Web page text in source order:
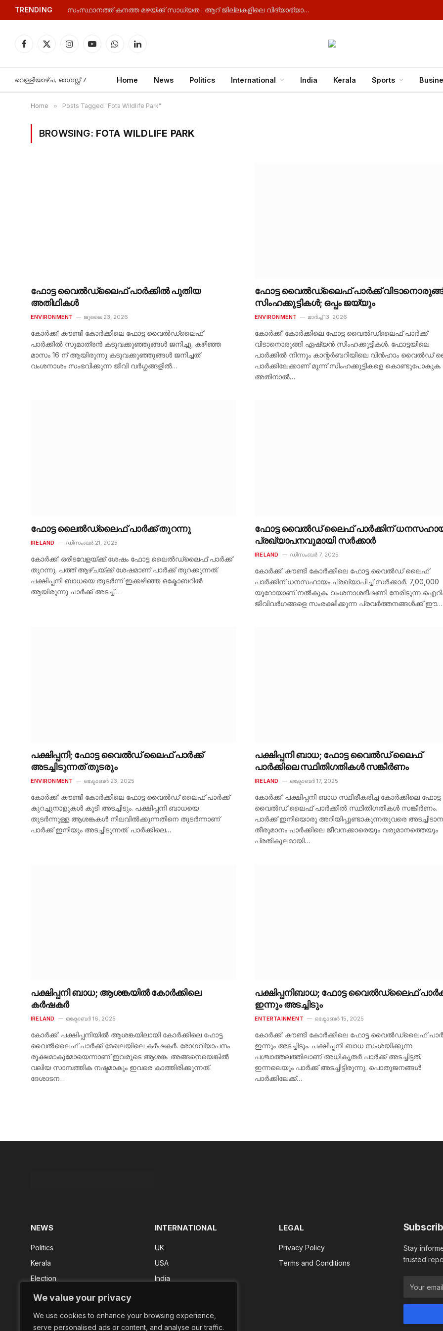
We value your privacy
We use cookies to enhance your browsing experience,
serve personalised ads or content, and analyse our traffic.
TRENDING സംസ്ഥാനത്ത് കനത്ത മഴയ്ക്ക് സാധ്യത : ആറ് ജില്ലകളിലെ വിദ്യാഭ്യാസ സ്ഥാപനങ്ങൾക്ക് നാളെ അവധി
Facebook
X
InstagramYouTubeWhatsAppLinkedIn
വെള്ളിയാഴ്‌ച, ഓഗസ്റ്റ്‌ 7 Home News Politics International India Kerala Sports
Home » Posts Tagged "Fota Wildlife Park"
BROWSING: FOTA WILDLIFE PARK
ഫോട്ട വൈൽഡ്‌ലൈഫ് പാർക്കിൽ പുതിയ
അതിഥികൾ
ENVIRONMENT ജൂലൈ 23, 2026
കോർക്ക്: കൗണ്ടി കോർക്കിലെ ഫോട്ട വൈൽഡ്‌ലൈഫ്
പാർക്കിൽ സുമാത്രൻ കടുവക്കുഞ്ഞുങ്ങൾ ജനിച്ചു. കഴിഞ്ഞ
മാസം 16 ന് ആയിരുന്നു കടുവക്കുഞ്ഞുങ്ങൾ ജനിച്ചത്.
വംശനാശം സംഭവിക്കുന്ന ജീവി വർഗ്ഗങ്ങളിൽ…
ഫോട്ട വൈൽഡ്‌ലൈഫ് പാർക്ക്
സിംഹക്കുട്ടികൾ; ഒപ്പം ജയ്‌യും
ENVIRONMENT മാർച്ച്‌ 13, 2026
കോർക്ക്: കോർക്കിലെ ഫോട്ട വൈൽഡ്‌ലൈഫ് പാർക്ക്
വിടാനൊരുങ്ങി ഏഷ്യൻ സിംഹക്കുട്ടികൾ. ഫോട്ടയിലെ
പാർക്കിൽ നിന്നും കാന്റർബറിയിലെ വിൻഹാം വൈൽഡ്
പാർക്കിലേക്കാണ് മൂന്ന് സിംഹക്കുട്ടികളെ കൊണ്ടുപോകുക.
അതിനാൽ…
ഫോട്ട ലൈൽഡ്‌ലൈഫ് പാർക്ക് തുറന്നു
IRELAND ഡിസംബർ 21, 2025
കോർക്ക്: ഒരിടവേളയ്ക്ക് ശേഷം ഫോട്ട ലൈൽഡ്‌ലൈഫ് പാർക്ക്
തുറന്നു. പത്ത് ആഴ്ചയ്ക്ക് ശേഷമാണ് പാർക്ക് തുറക്കുന്നത്.
പക്ഷിപ്പനി ബാധയെ തുടർന്ന് ഇക്കഴിഞ്ഞ ഒക്ടോബറിൽ
ആയിരുന്നു പാർക്ക് അടച്ച്…
ഫോട്ട വൈൽഡ് ലെെഫ് പാർക്കിന്
പ്രഖ്യാപനവുമായി സർക്കാർ
IRELAND ഡിസംബർ 7, 2025
കോർക്ക്: കൗണ്ടി കോർക്കിലെ ഫോട്ട വൈൽഡ് ലെെഫ്
പാർക്കിന് ധനസഹായം പ്രഖ്യാപിച്ച് സർക്കാർ. 7,00,000
യൂറോയാണ് നൽകുക. വംശനാശഭീഷണി നേരിടുന്ന
ജീവിവർഗങ്ങളെ സംരക്ഷിക്കുന്ന പ്രവർത്തനങ്ങൾക്ക് ഈ…
പക്ഷിപ്പനി; ഫോട്ട വൈൽഡ് ലൈഫ് പാർക്ക്
അടച്ചിടുന്നത് തുടരും
ENVIRONMENT ഒക്ടോബർ 23, 2025
കോർക്ക്: കൗണ്ടി കോർക്കിലെ ഫോട്ട വൈൽഡ് ലൈഫ് പാർക്ക്
കുറച്ചുനാളുകൾ കൂടി അടച്ചിടും. പക്ഷിപ്പനി ബാധയെ
തുടർന്നുള്ള ആശങ്കകൾ നിലവിൽക്കുന്നതിനെ തുടർന്നാണ്
പാർക്ക് ഇനിയും അടച്ചിടുന്നത്. പാർക്കിലെ…
പക്ഷിപ്പനി ബാധ; ഫോട്ട വൈൽഡ് ലൈഫ്
പാർക്കിലെ സ്ഥിതിഗതികൾ സങ്കീർണം
IRELAND ഒക്ടോബർ 17, 2025
കോർക്ക്: പക്ഷിപ്പനി ബാധ സ്ഥിരീകരിച്ച കോർക്കിലെ ഫോട്ട
വൈൽഡ് ലൈഫ് പാർക്കിൽ സ്ഥിതിഗതികൾ സങ്കീർണം.
പാർക്ക് ഇനിയൊരു അറിയിപ്പുണ്ടാകുന്നതുവരെ
തീരുമാനം പാർക്കിലെ ജീവനക്കാരെയും വരുമാനത്തെയും
പ്രതികൂലമായി…
പക്ഷിപ്പനി ബാധ; ആശങ്കയിൽ കോർക്കിലെ
കർഷകർ
IRELAND ഒക്ടോബർ 16, 2025
കോർക്ക്: പക്ഷിപ്പനിയിൽ ആശങ്കയിലായി കോർക്കിലെ ഫോട്ട
വൈൽലൈഫ് പാർക്ക് മേഖലയിലെ കർഷകർ. രോഗവ്യാപനം
രൂക്ഷമാകുമോയെന്നാണ് ഇവരുടെ ആശങ്ക. അങ്ങനെയെങ്കിൽ
വലിയ സാമ്പത്തിക നഷ്ടമാകും ഇവരെ കാത്തിരിക്കുന്നത്.
ദേശാടന…
പക്ഷിപ്പനിബാധ; ഫോട്ട വൈൽഡ്‌ലൈഫ്
ഇന്നും അടച്ചിടും
ENTERTAINMENT ഒക്ടോബർ 15, 2025
കോർക്ക്: കൗണ്ടി കോർക്കിലെ ഫോട്ട വൈൽഡ്‌ലൈഫ്
ഇന്നും അടച്ചിടും. പക്ഷിപ്പനി ബാധ സംശയിക്കുന്ന
പശ്ചാത്തലത്തിലാണ് അധികൃതർ പാർക്ക് അടച്ചിട്ടത്.
ഇന്നലെയും പാർക്ക് അടച്ചിട്ടിരുന്നു. പൊതുജനങ്ങൾ
പാർക്കിലേക്ക്…
NEWS
Politics
Kerala
Election
Kerala Result
Shorts
INTERNATIONAL
UK
USA
India
LEGAL
Privacy Policy
Terms and Conditions
Stay
trusted